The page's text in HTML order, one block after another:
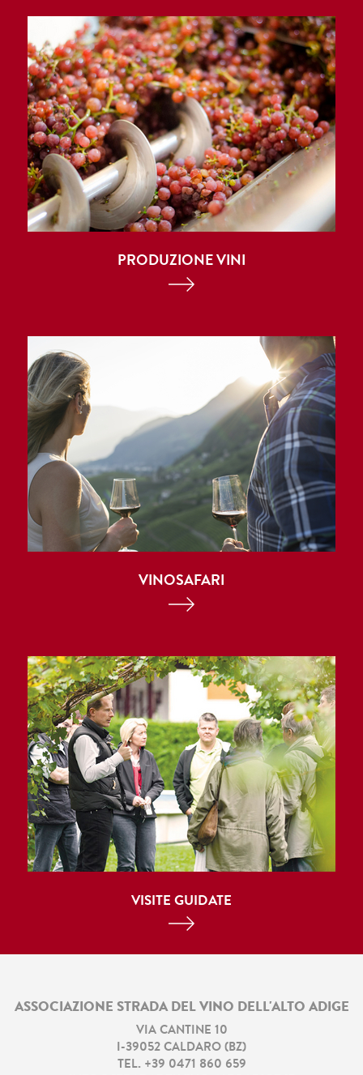
PRODUZIONE VINI
VINOSAFARI
VISITE GUIDATE
ASSOCIAZIONE STRADA DEL VINO DELL'ALTO ADIGE
VIA CANTINE 10
I-39052 CALDARO (BZ)
TEL. +39 0471 860 659